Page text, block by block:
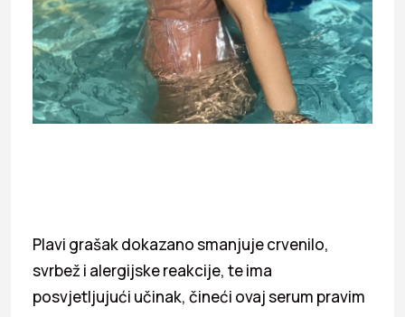
Plavi grašak dokazano smanjuje crvenilo,
svrbež i alergijske reakcije, te ima
posvjetljujući učinak, čineći ovaj serum pravim